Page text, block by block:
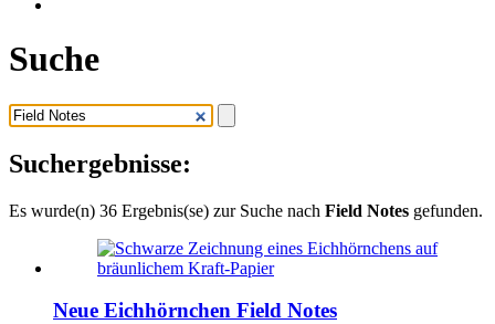
Suche
Suchergebnisse:
Es wurde(n) 36 Ergebnis(se) zur Suche nach Field Notes gefunden.
Neue Eichhörnchen Field Notes